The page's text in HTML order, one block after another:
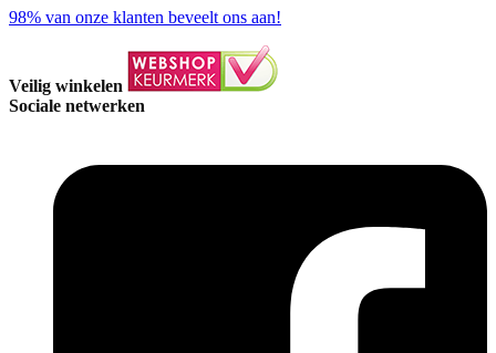
98% van onze klanten beveelt ons aan!
Veilig winkelen
Sociale netwerken